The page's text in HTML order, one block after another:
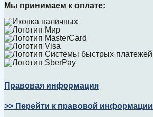
Мы принимаем к оплате:
Правовая информация
>> Перейти к правовой информации